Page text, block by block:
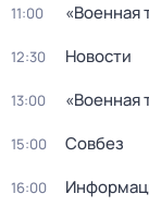
11:00 «Военная
12:30 Новости
13:00 «Военная
15:00 Совбез
16:00